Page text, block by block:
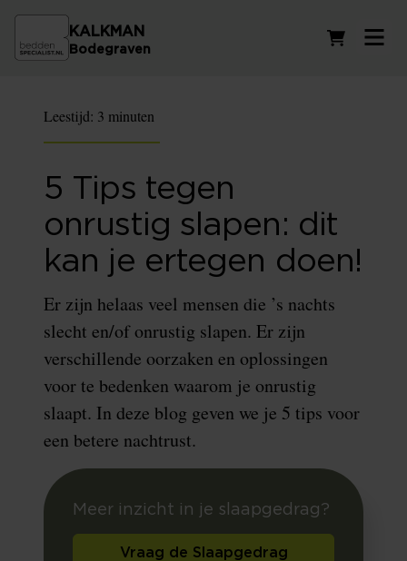
KALKMAN
Bodegraven
Leestijd: 3 minuten
5 Tips tegen
onrustig slapen: dit
kan je ertegen doen!
Er zijn helaas veel mensen die ’s nachts
slecht en/of onrustig slapen. Er zijn
verschillende oorzaken en oplossingen
voor te bedenken waarom je onrustig
slaapt. In deze blog geven we je 5 tips voor
een betere nachtrust.
Meer inzicht in je slaapgedrag?
Vraag de Slaapgedrag